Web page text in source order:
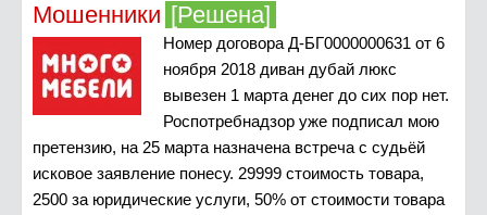
Мошенники [Решена]
Номер договора Д-БГ0000000631 от 6
ноября 2018 диван дубай люкс
вывезен 1 марта денег до сих пор нет.
Роспотребнадзор уже подписал мою
претензию, на 25 марта назначена встреча с судьёй
исковое заявление понесу. 29999 стоимость товара,
2500 за юридические услуги, 50% от стоимости товара